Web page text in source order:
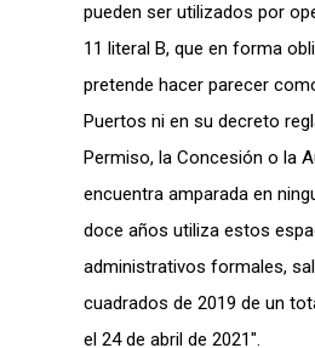
pueden ser utilizados por
11 literal B, que en forma
pretende hacer parecer
Puertos ni en su decreto
Permiso, la Concesión o la
encuentra amparada en
doce años utiliza estos
administrativos formales,
cuadrados de 2019 de un
el 24 de abril de 2021″.